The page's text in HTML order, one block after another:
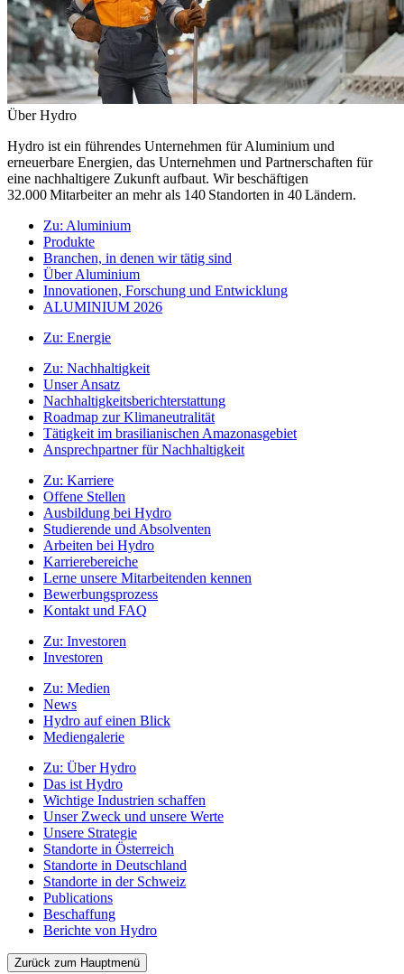
Über Hydro
Hydro ist ein führendes Unternehmen für Aluminium und
erneuerbare Energien, das Unternehmen und Partnerschaften für
eine nachhaltigere Zukunft aufbaut. Wir beschäftigen
32.000 Mitarbeiter an mehr als 140 Standorten in 40 Ländern.
Zu: Aluminium
Produkte
Branchen, in denen wir tätig sind
Über Aluminium
Innovationen, Forschung und Entwicklung
ALUMINIUM 2026
Zu: Energie
Zu: Nachhaltigkeit
Unser Ansatz
Nachhaltigkeitsberichterstattung
Roadmap zur Klimaneutralität
Tätigkeit im brasilianischen Amazonasgebiet
Ansprechpartner für Nachhaltigkeit
Zu: Karriere
Offene Stellen
Ausbildung bei Hydro
Studierende und Absolventen
Arbeiten bei Hydro
Karrierebereiche
Lerne unsere Mitarbeitenden kennen
Bewerbungsprozess
Kontakt und FAQ
Zu: Investoren
Investoren
Zu: Medien
News
Hydro auf einen Blick
Mediengalerie
Zu: Über Hydro
Das ist Hydro
Wichtige Industrien schaffen
Unser Zweck und unsere Werte
Unsere Strategie
Standorte in Österreich
Standorte in Deutschland
Standorte in der Schweiz
Publications
Beschaffung
Berichte von Hydro
Zurück zum Hauptmenü